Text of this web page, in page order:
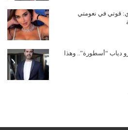
قوتي في نعومتي
دياب “أسطورة”.. وهذا